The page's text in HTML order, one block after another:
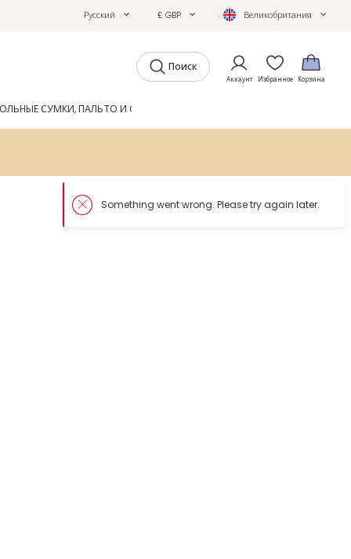
Русский £ GBP Великобритания
Поиск
Аккаунт Избранное Корзина
СУМКИ, ПАЛЬТО И ОБУВЬ